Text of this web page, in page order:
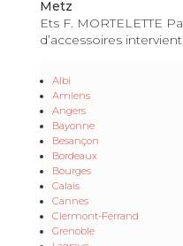
Metz
Ets F. MORTELETTE
d’accessoires
Albi
Amiens
Angers
Bayonne
Besançon
Bordeaux
Bourges
Calais
Cannes
Clermont-Ferrand
Grenoble